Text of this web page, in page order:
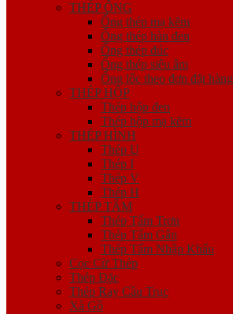
THÉP ỐNG
Ống thép mạ kẽm
Ống thép hàn đen
Ống thép đúc
Ống thép siêu âm
Ống lốc theo đơn đặt hàng
THÉP HỘP
Thép hộp đen
Thép hộp mạ kẽm
THÉP HÌNH
Thép U
Thép I
Thép V
Thép H
THÉP TẤM
Thép Tấm Trơn
Thép Tấm Gân
Thép Tấm Nhập Khẩu
Cọc Cừ Thép
Thép Đặc
Thép Ray Cầu Trục
Xà Gồ